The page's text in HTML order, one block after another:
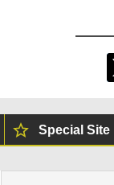
Special Site